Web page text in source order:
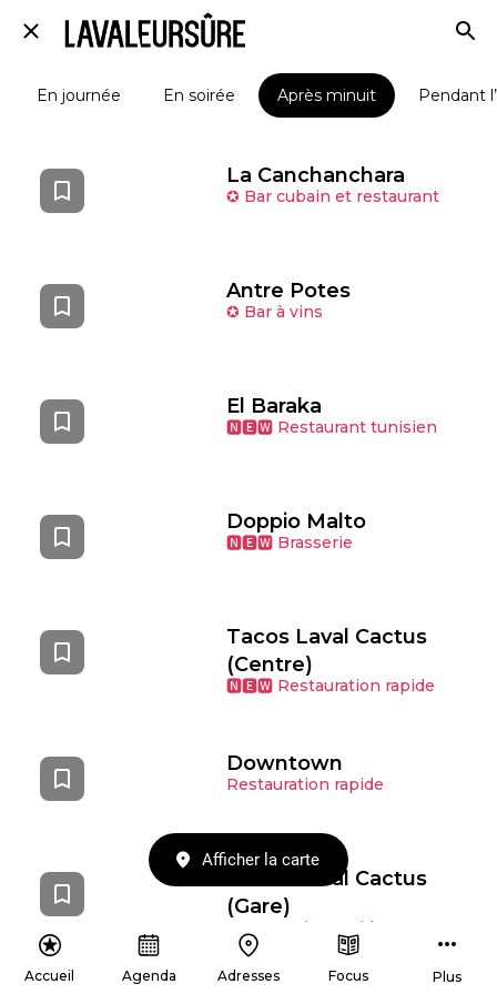
En journée En soirée Après minuit Pendant
La Canchanchara
✪ Bar cubain et restaurant
Antre Potes
✪ Bar à vins
El Baraka
🅽🅴🆆 Restaurant tunisien
Doppio Malto
🅽🅴🆆 Brasserie
Tacos Laval Cactus
(Centre)
🅽🅴🆆 Restauration rapide
Downtown
Restauration rapide
Tacos Laval Cactus
(Gare)
Restauration rapide
Afficher la carte
Accueil Agenda Adresses Focus Plus